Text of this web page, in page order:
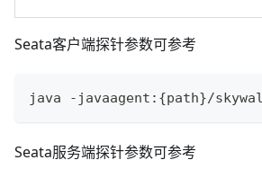
Seata客户端探针参数可参考
java -javaagent:{path}/
Seata服务端探针参数可参考